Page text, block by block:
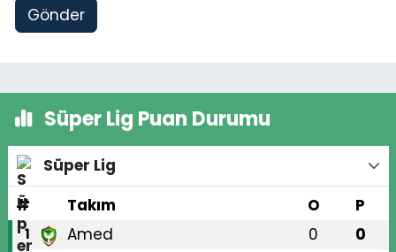
Gönder
Süper Lig Puan Durumu
Süper Lig
#
Takım O P
1 Amed 0 0